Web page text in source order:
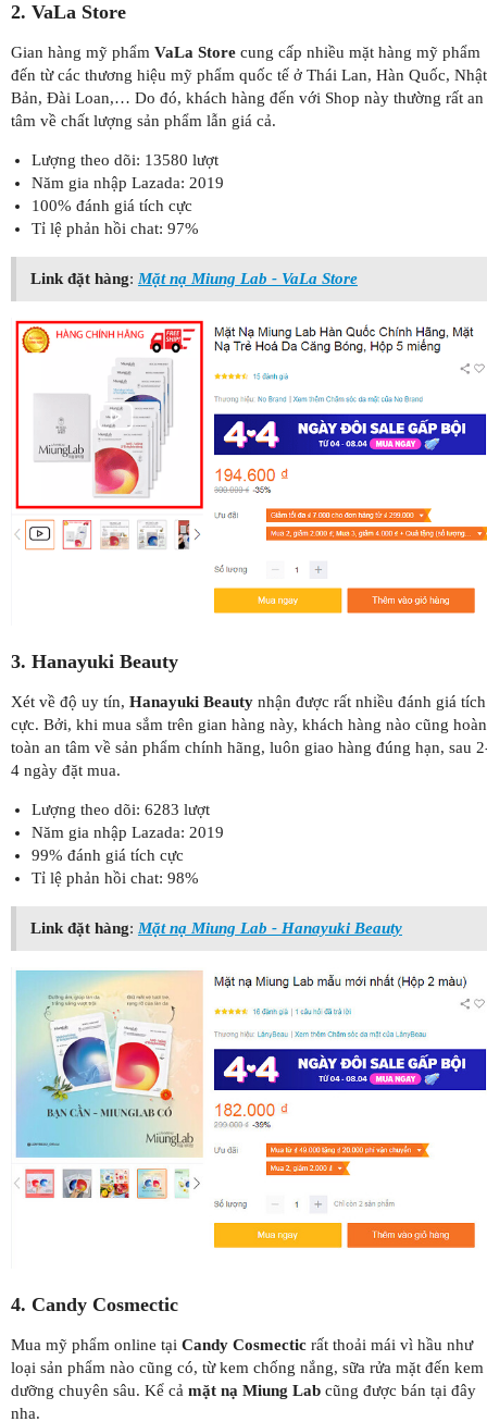
2. VaLa Store
Gian hàng mỹ phẩm VaLa Store cung cấp nhiều mặt hàng mỹ phẩm
đến từ các thương hiệu mỹ phẩm quốc tế ở Thái Lan, Hàn Quốc, Nhật
Bản, Đài Loan,… Do đó, khách hàng đến với Shop này thường rất an
tâm về chất lượng sản phẩm lẫn giá cả.
Lượng theo dõi: 13580 lượt
Năm gia nhập Lazada: 2019
100% đánh giá tích cực
Tỉ lệ phản hồi chat: 97%
Link đặt hàng: Mặt nạ Miung Lab - VaLa Store
3. Hanayuki Beauty
Xét về độ uy tín, Hanayuki Beauty nhận được rất nhiều đánh giá tích
cực. Bởi, khi mua sắm trên gian hàng này, khách hàng nào cũng hoàn
toàn an tâm về sản phẩm chính hãng, luôn giao hàng đúng hạn, sau
4 ngày đặt mua.
Lượng theo dõi: 6283 lượt
Năm gia nhập Lazada: 2019
99% đánh giá tích cực
Tỉ lệ phản hồi chat: 98%
Link đặt hàng: Mặt nạ Miung Lab - Hanayuki Beauty
4. Candy Cosmectic
Mua mỹ phẩm online tại Candy Cosmectic rất thoải mái vì hầu như
loại sản phẩm nào cũng có, từ kem chống nắng, sữa rửa mặt đến kem
dưỡng chuyên sâu. Kể cả mặt nạ Miung Lab cũng được bán tại đây
nha.